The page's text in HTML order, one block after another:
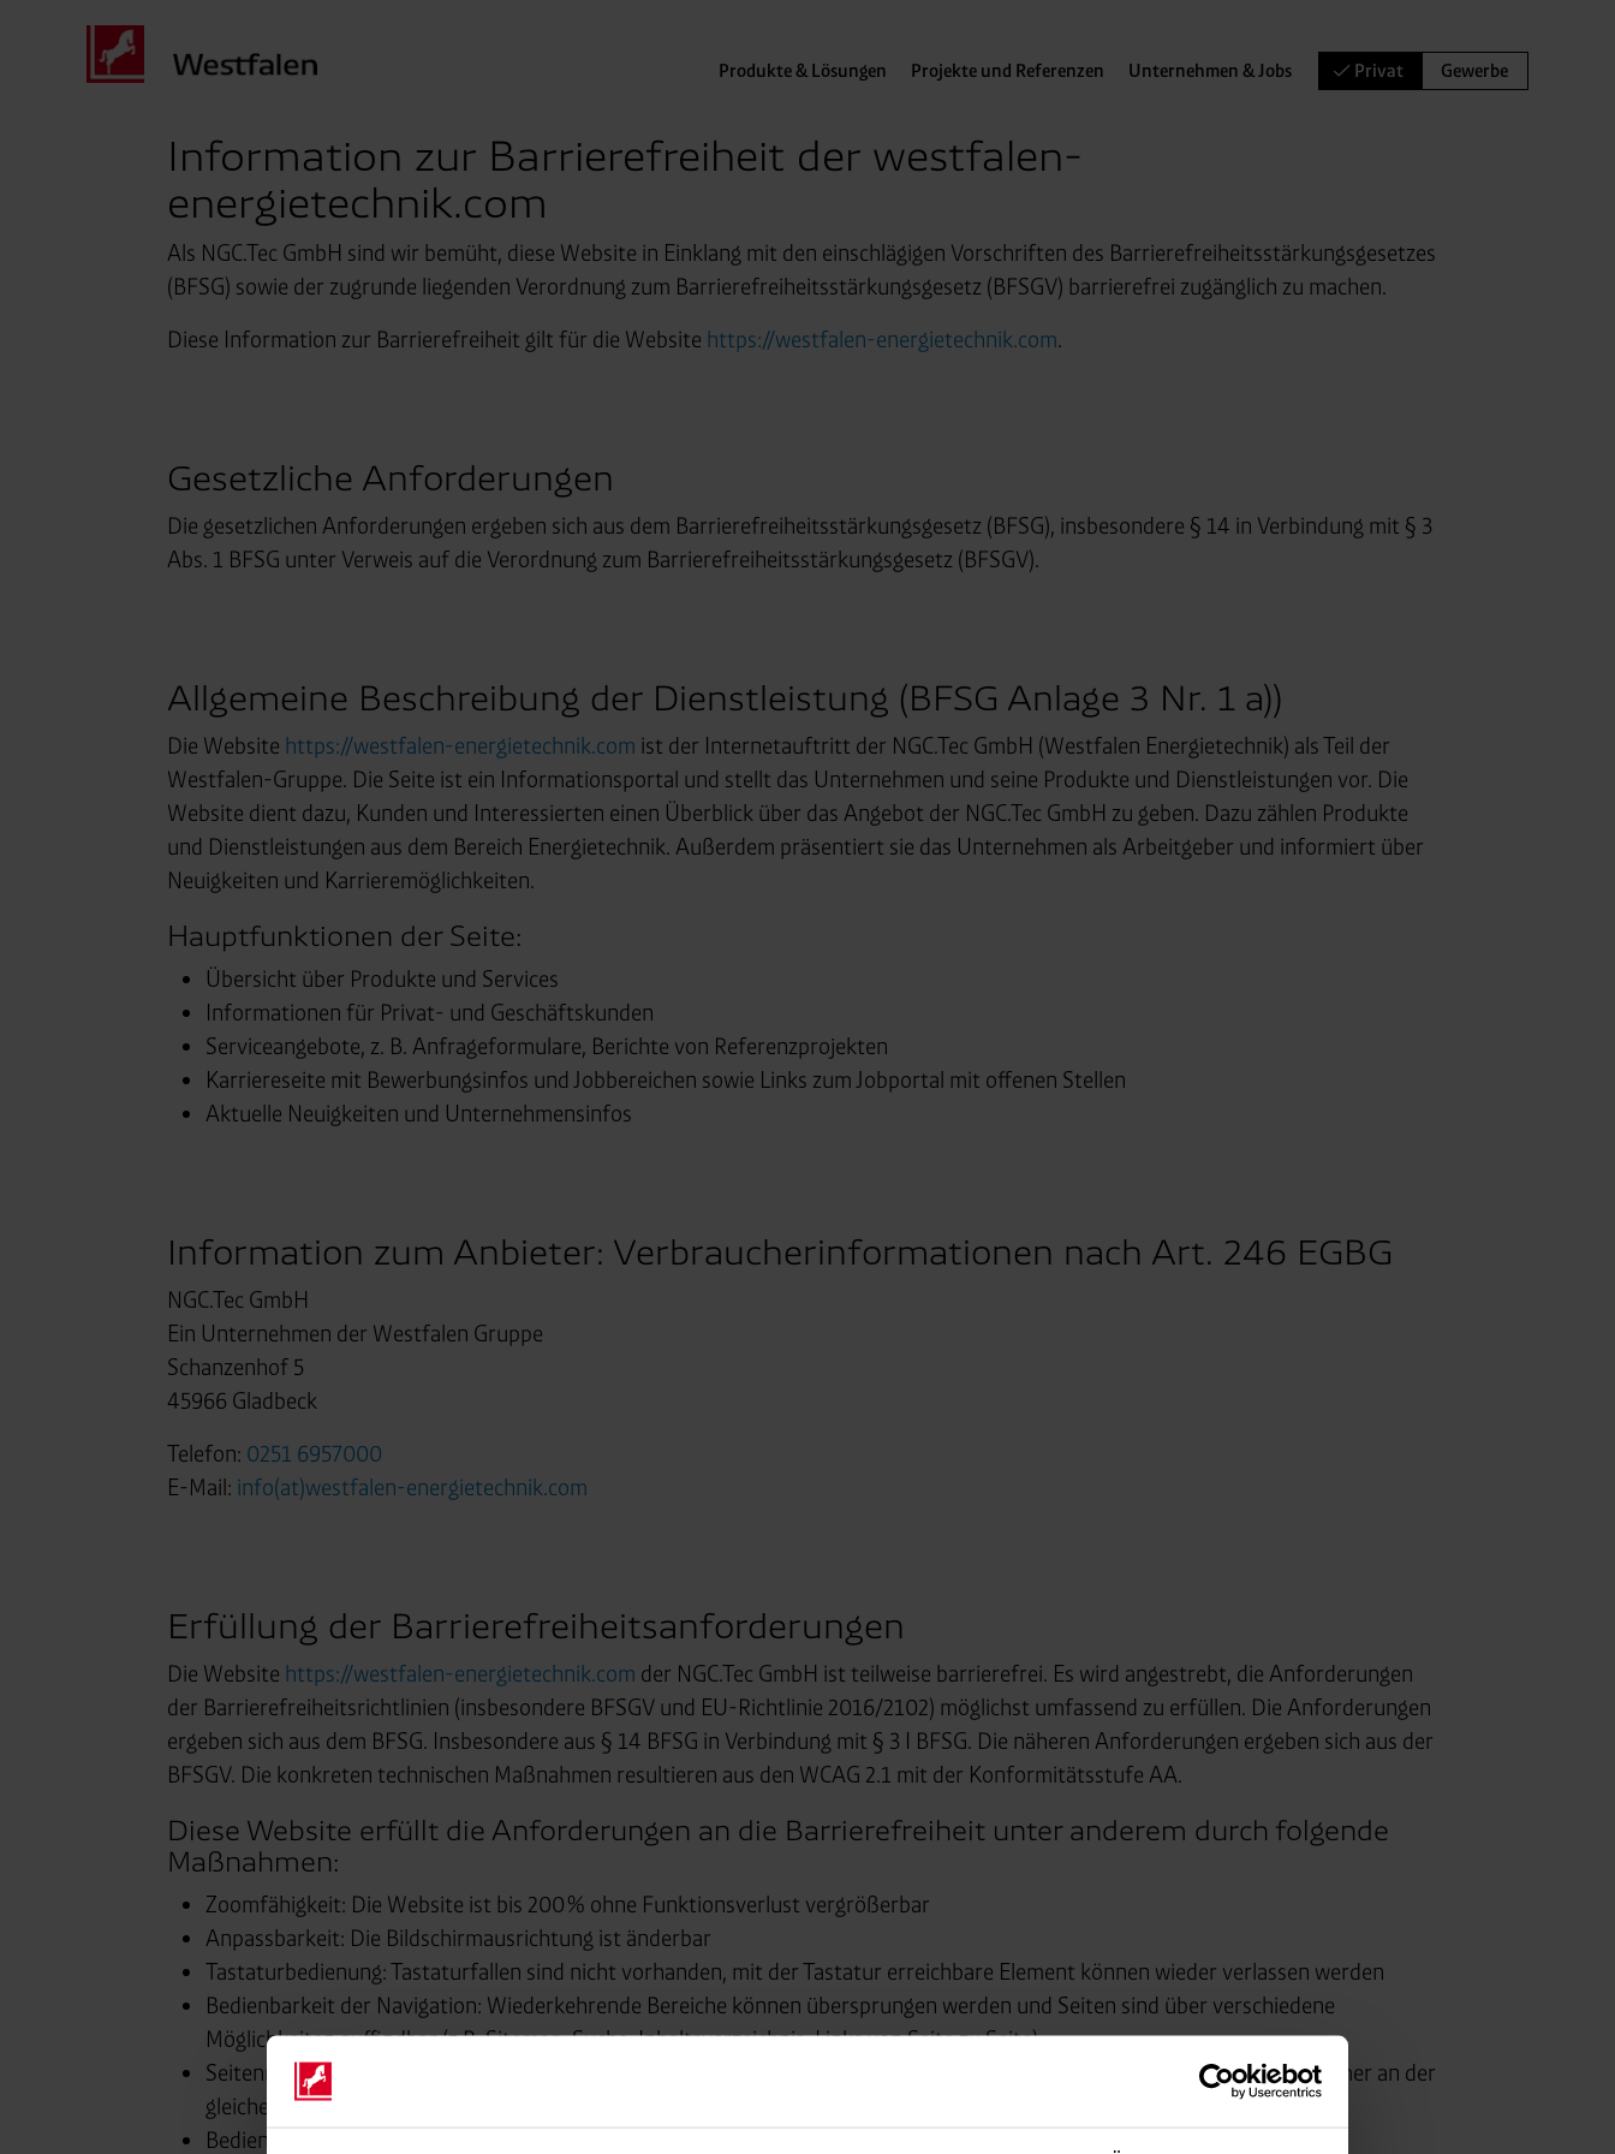
Produkte & Lösungen Projekte und Referenzen Unternehmen & Jobs Privat Gewerbe
Information zur Barrierefreiheit der westfalen-
energietechnik.com
Als NGC.Tec GmbH sind wir bemüht, diese Website in Einklang mit den einschlägigen Vorschriften des Barrierefreiheitsstärkungsgesetzes
(BFSG) sowie der zugrunde liegenden Verordnung zum Barrierefreiheitsstärkungsgesetz (BFSGV) barrierefrei zugänglich zu machen.
Diese Information zur Barrierefreiheit gilt für die Website https://westfalen-energietechnik.com.
Gesetzliche Anforderungen
Die gesetzlichen Anforderungen ergeben sich aus dem Barrierefreiheitsstärkungsgesetz (BFSG), insbesondere § 14 in Verbindung mit § 3
Abs. 1 BFSG unter Verweis auf die Verordnung zum Barrierefreiheitsstärkungsgesetz (BFSGV).
Allgemeine Beschreibung der Dienstleistung (BFSG Anlage 3 Nr. 1 a))
Die Website https://westfalen-energietechnik.com ist der Internetauftritt der NGC.Tec GmbH (Westfalen Energietechnik) als Teil der
Westfalen-Gruppe. Die Seite ist ein Informationsportal und stellt das Unternehmen und seine Produkte und Dienstleistungen vor. Die
Website dient dazu, Kunden und Interessierten einen Überblick über das Angebot der NGC.Tec GmbH zu geben. Dazu zählen Produkte
und Dienstleistungen aus dem Bereich Energietechnik. Außerdem präsentiert sie das Unternehmen als Arbeitgeber und informiert über
Neuigkeiten und Karrieremöglichkeiten.
Hauptfunktionen der Seite:
Übersicht über Produkte und Services
Informationen für Privat- und Geschäftskunden
Serviceangebote, z. B. Anfrageformulare, Berichte von Referenzprojekten
Karriereseite mit Bewerbungsinfos und Jobbereichen sowie Links zum Jobportal mit offenen Stellen
Aktuelle Neuigkeiten und Unternehmensinfos
Information zum Anbieter: Verbraucherinformationen nach Art. 246 EGBG
NGC.Tec GmbH
Ein Unternehmen der Westfalen Gruppe
Schanzenhof 5
45966 Gladbeck
Telefon: 0251 6957000
E-Mail: info(at)westfalen-energietechnik.com
Erfüllung der Barrierefreiheitsanforderungen
Die Website https://westfalen-energietechnik.com der NGC.Tec GmbH ist teilweise barrierefrei. Es wird angestrebt, die Anforderungen
der Barrierefreiheitsrichtlinien (insbesondere BFSGV und EU-Richtlinie 2016/2102) möglichst umfassend zu erfüllen. Die Anforderungen
ergeben sich aus dem BFSG. Insbesondere aus § 14 BFSG in Verbindung mit § 3 I BFSG. Die näheren Anforderungen ergeben sich aus der
BFSGV. Die konkreten technischen Maßnahmen resultieren aus den WCAG 2.1 mit der Konformitätsstufe AA.
Diese Website erfüllt die Anforderungen an die Barrierefreiheit unter anderem durch folgende
Maßnahmen:
Zoomfähigkeit: Die Website ist bis 200 % ohne Funktionsverlust vergrößerbar
Anpassbarkeit: Die Bildschirmausrichtung ist änderbar
Tastaturbedienung: Tastaturfallen sind nicht vorhanden, mit der Tastatur erreichbare Element können wieder verlassen werden
Bedienbarkeit der Navigation: Wiederkehrende Bereiche können übersprungen werden und Seiten sind über verschiedene
Möglichkeiten auffindbar (z.B. Sitemap, Suche, Inhaltsverzeichnis, Links von Seite zu Seite)
Seitennavigation: Elemente und Bereiche (z.B. Menü, Skiplink-Menü), die sich auf mehreren Seiten wiederholen, werden immer an der
gleichen Position angezeigt
Bedienhinweise: Formulare sind mit erklärenden Hilfetexten und verständlichen Fehlermeldungen versehen.